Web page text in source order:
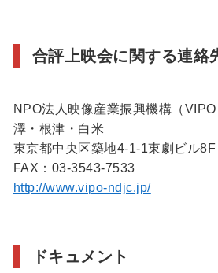
合評上映会に関する連絡
NPO法人映像産業振興機構（
澤・根津・白米
東京都中央区築地4-1-1東劇ビル
FAX：03-3543-7533
http://www.vipo-ndjc.jp/
ドキュメント